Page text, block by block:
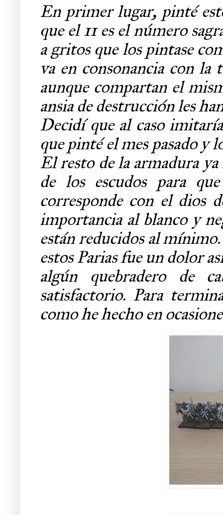
En primer lugar, pinté
que el 11 es el número
a gritos que los pintase
va en consonancia con la
aunque compartan el
ansia de destrucción les
Decidí que al caso
que pinté el mes pasado y
El resto de la armadura
de los escudos para
corresponde con el dios
importancia al blanco y
están reducidos al
estos Parias fue un dolor
algún quebradero de
satisfactorio. Para
como he hecho en